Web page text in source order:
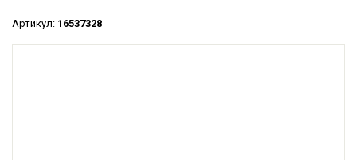
Артикул: 16537328